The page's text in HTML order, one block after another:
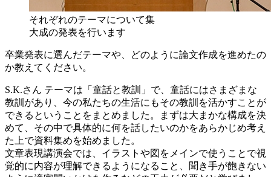
それぞれのテーマについて集
大成の発表を行います
卒業発表に選んだテーマや、どのように論文作成を進めたの
か教えてください。
S.K.さん テーマは「童話と教訓」で、童話にはさまざまな
教訓があり、今の私たちの生活にもその教訓を活かすことが
できるということをまとめました。まずは大まかな構成を決
めて、その中で具体的に何を話したいのかをあらかじめ考え
た上で資料集めを始めました。
文章表現講演会では、イラストや図をメインで使うことで視
覚的に内容が理解できるようになること、聞き手が飽きない